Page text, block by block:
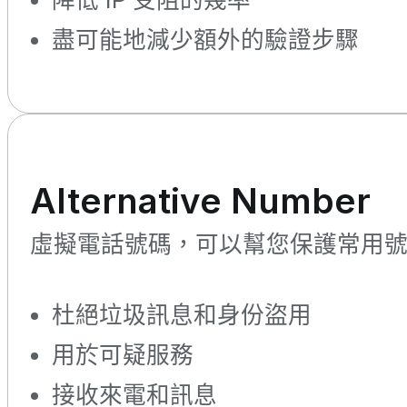
盡可能地減少額外的驗證步驟
Alternative Number
虛擬電話號碼，可以幫您保護常用
杜絕垃圾訊息和身份盜用
用於可疑服務
接收來電和訊息